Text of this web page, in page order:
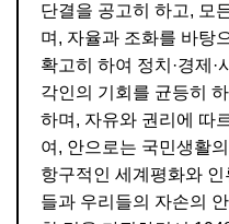
단결을 공고히 하고, 모
며, 자율과 조화를 바탕
확고히 하여 정치·경제·
각인의 기회를 균등히
하며, 자유와 권리에 따
여, 안으로는 국민생활
항구적인 세계평화와
들과 우리들의 자손의